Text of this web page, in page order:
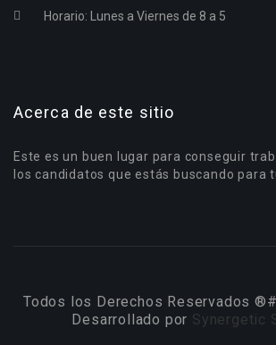
Horario: Lunes a Viernes de 8 a 5
Acerca de este sitio
Este es un buen lugar para conseguir
los candidatos que estás buscando para
Todos los Derechos Reservados
Desarrollado por Synergetic